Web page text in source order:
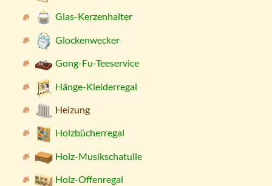
Glas-Kerzenhalter
Glockenwecker
Gong-Fu-Teeservice
Hänge-Kleiderregal
Heizung
Holzbücherregal
Holz-Musikschatulle
Holz-Offenregal